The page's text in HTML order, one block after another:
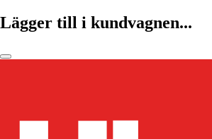
Lägger till i kundvagnen...